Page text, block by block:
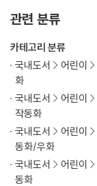
관련 분류
카테고리 분류
국내도서
어린이
화
국내도서
어린이
작동화
국내도서
어린이
동화/우화
국내도서
어린이
동화